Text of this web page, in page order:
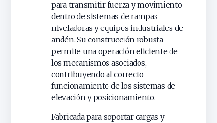
para transmitir fuerza y movimiento
dentro de sistemas de rampas
niveladoras y equipos industriales de
andén. Su construcción robusta
permite una operación eficiente de
los mecanismos asociados,
contribuyendo al correcto
funcionamiento de los sistemas de
elevación y posicionamiento.
Fabricada para soportar cargas y